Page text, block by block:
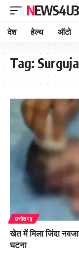
देश हेल्थ ऑटो
Tag:
छत्तीसगढ़
खेत में मिला जिंदा
घटना